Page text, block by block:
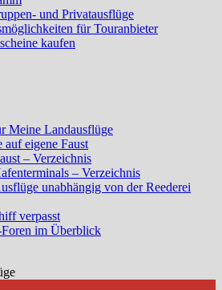
und Privatausflüge
für Touranbieter
kaufen
Meine Landausflüge
auf eigene Faust
– Verzeichnis
– Verzeichnis
unabhängig von der Reederei
verpasst
im Überblick